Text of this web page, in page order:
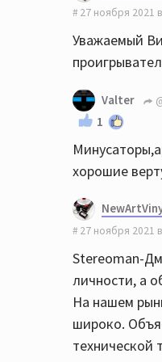
есть мнение
доверяю,вот
скажет,что
внимания,я
даже захочу
пока
27 ноября 2021
Уважаемый
Valter
1
хорошие
27 ноября 2021
Stereoman-
личности, а
На нашем
широко.
технической